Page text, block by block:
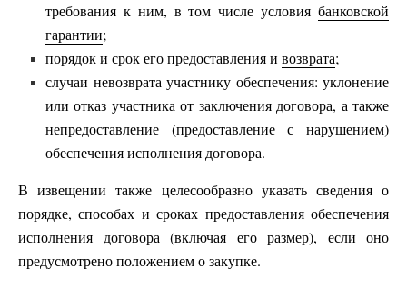
требования к ним, в том числе условия банковской
гарантии;
порядок и срок его предоставления и возврата;
случаи невозврата участнику обеспечения: уклонение
или отказ участника от заключения договора, а также
непредоставление (предоставление с нарушением)
обеспечения исполнения договора.
В извещении также целесообразно указать сведения о
порядке, способах и сроках предоставления обеспечения
исполнения договора (включая его размер), если оно
предусмотрено положением о закупке.